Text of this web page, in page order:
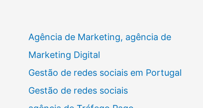
Agência de Marketing, agência de
Marketing Digital
Gestão de redes sociais em Portugal
Gestão de redes sociais